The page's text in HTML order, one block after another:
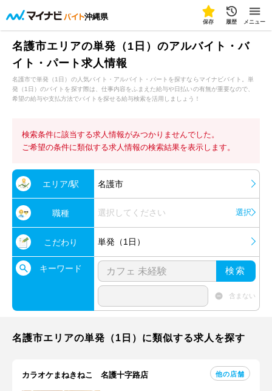
沖縄県
保存 履歴 メニュー
名護市エリアの単発（1日）のアルバイト・バ
イト・パート求人情報
名護市で単発（1日）の人気バイト・アルバイト・パートを探すならマイナビバイト。単
発（1日）のバイトを探す際は、仕事内容をふまえた給与や日払いの有無が重要なので、
希望の給与や支払方法でバイトを探せる給与検索を活用しましょう！
検索条件に該当する求人情報がみつかりませんでした。
ご希望の条件に類似する求人情報の検索結果を表示します。
エリア/駅 名護市
職種 選択してください 選択
こだわり 単発（1日）
キーワード 検索
含まない
名護市エリアの単発（1日）に類似する求人を探す
カラオケまねきねこ 名護十字路店 他の店舗